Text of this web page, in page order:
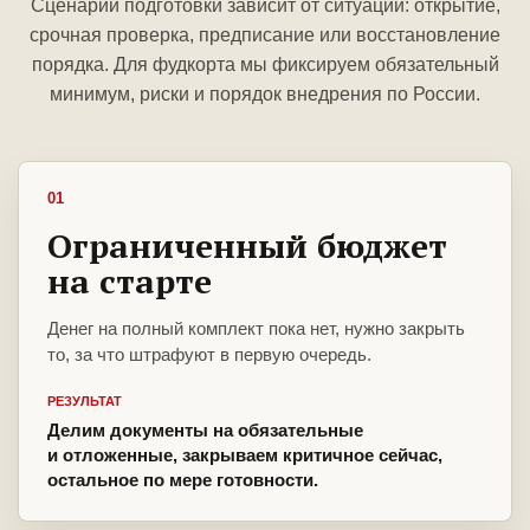
Сценарий подготовки зависит от ситуации: открытие,
срочная проверка, предписание или восстановление
порядка. Для фудкорта мы фиксируем обязательный
минимум, риски и порядок внедрения по России.
01
Ограниченный бюджет
на старте
Денег на полный комплект пока нет, нужно закрыть
то, за что штрафуют в первую очередь.
РЕЗУЛЬТАТ
Делим документы на обязательные
и отложенные, закрываем критичное сейчас,
остальное по мере готовности.